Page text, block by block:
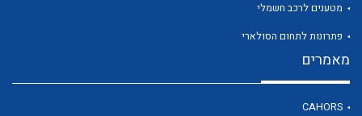
לכל מוצרי היצרן
מטענים לרכב חשמלי
פתרונות לתחום הסולארי
מאמרים
CAHORS